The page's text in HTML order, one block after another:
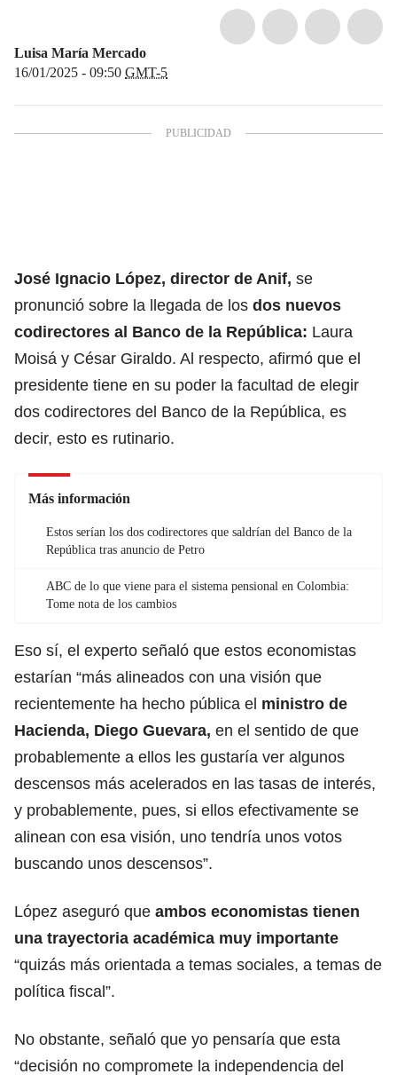
Luisa María Mercado
16/01/2025 - 09:50 GMT-5
José Ignacio López, director de Anif, se
pronunció sobre la llegada de los dos nuevos
codirectores al Banco de la República: Laura
Moisá y César Giraldo. Al respecto, afirmó que el
presidente tiene en su poder la facultad de elegir
dos codirectores del Banco de la República, es
decir, esto es rutinario.
Más información
Estos serían los dos codirectores que saldrían del Banco de la
República tras anuncio de Petro
ABC de lo que viene para el sistema pensional en Colombia:
Tome nota de los cambios
Eso sí, el experto señaló que estos economistas
estarían “más alineados con una visión que
recientemente ha hecho pública el ministro de
Hacienda, Diego Guevara, en el sentido de que
probablemente a ellos les gustaría ver algunos
descensos más acelerados en las tasas de interés,
y probablemente, pues, si ellos efectivamente se
alinean con esa visión, uno tendría unos votos
buscando unos descensos”.
López aseguró que ambos economistas tienen
una trayectoria académica muy importante
“quizás más orientada a temas sociales, a temas de
política fiscal”.
No obstante, señaló que yo pensaría que esta
“decisión no compromete la independencia del